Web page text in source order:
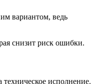
вариантом, ведь
снизит риск ошибки.
исполнение.